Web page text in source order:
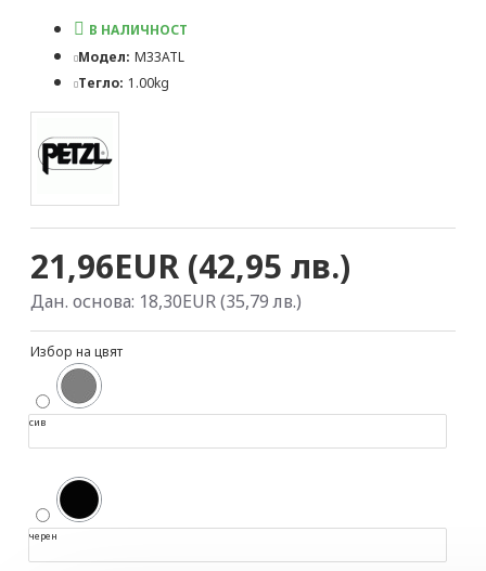
21,96EUR (42,95 лв.)
Дан. основа: 18,30EUR (35,79 лв.)
В НАЛИЧНОСТ
Модел: M33ATL
Тегло: 1.00kg
Избор на цвят
сив
черен